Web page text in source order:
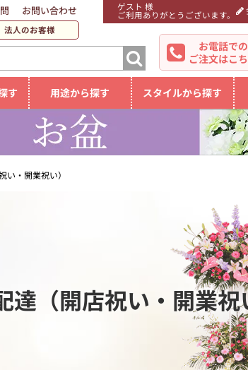
ゲスト 様
ご利用ありがとうございます。
お問い合わせ
法人のお客様
お電話での
ご注文はこ
す 用途から探す スタイルから探す
い・開業祝い）
（開店祝い・開業祝